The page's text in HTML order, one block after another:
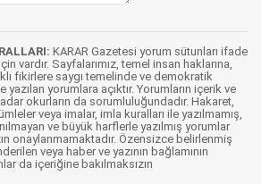
KARAR Gazetesi yorum sütunları ifade
vardır. Sayfalarımız, temel insan haklarına,
fikirlere saygı temelinde ve demokratik
yorumlara açıktır. Yorumların içerik ve
okurların da sorumluluğundadır. Hakaret,
veya imalar, imla kuralları ile yazılmamış,
ve büyük harflerle yazılmış yorumlar
onaylanmamaktadır. Özensizce belirlenmiş
veya haber ve yazının bağlamının
da içeriğine bakılmaksızın